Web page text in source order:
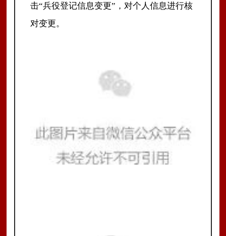
击“兵役登记信息变更”，对个人信息进行核
对变更。